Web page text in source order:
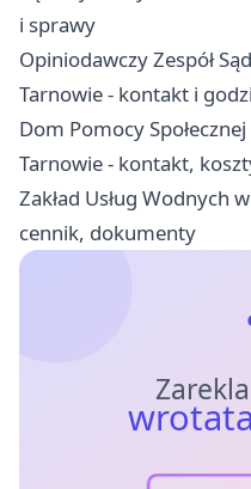
i sprawy
Opiniodawczy Zespół
Tarnowie - kontakt i
Dom Pomocy
Tarnowie - kontakt,
Zakład Usług Wodnych
cennik, dokumenty